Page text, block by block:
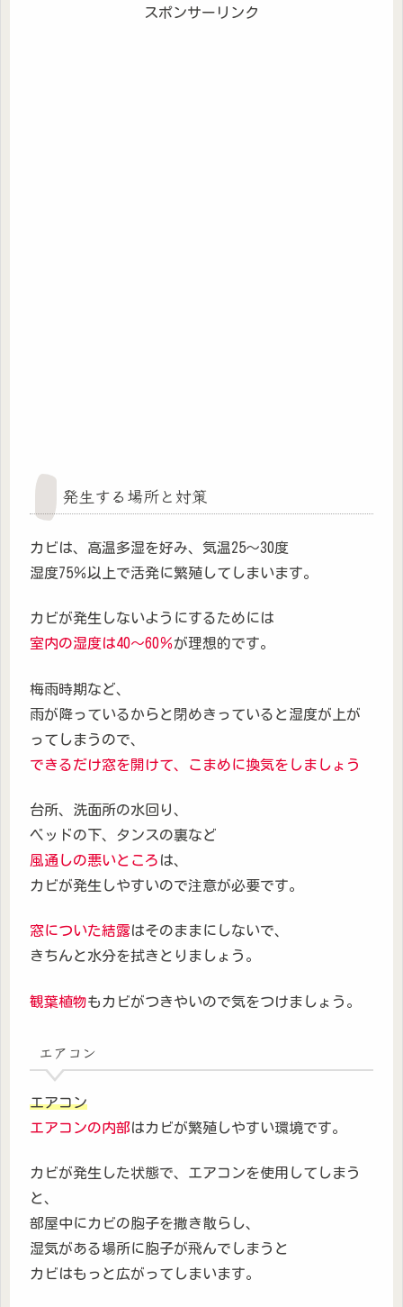
スポンサーリンク
発生する場所と対策
カビは、高温多湿を好み、気温25～30度
湿度75％以上で活発に繁殖してしまいます。
カビが発生しないようにするためには
室内の湿度は40～60％が理想的です。
梅雨時期など、
雨が降っているからと閉めきっていると湿度が上が
ってしまうので、
できるだけ窓を開けて、こまめに換気をしましょう
台所、洗面所の水回り、
ベッドの下、タンスの裏など
風通しの悪いところ は、
カビが発生しやすいので注意が必要です。
窓についた結露はそのままにしないで、
きちんと水分を拭きとりましょう。
観葉植物もカビがつきやいので気をつけましょう。
エアコン
エアコン
エアコンの内部はカビが繁殖しやすい環境です。
カビが発生した状態で、エアコンを使用してしまう
と、
部屋中にカビの胞子を撒き散らし、
湿気がある場所に胞子が飛んでしまうと
カビはもっと広がってしまいます。